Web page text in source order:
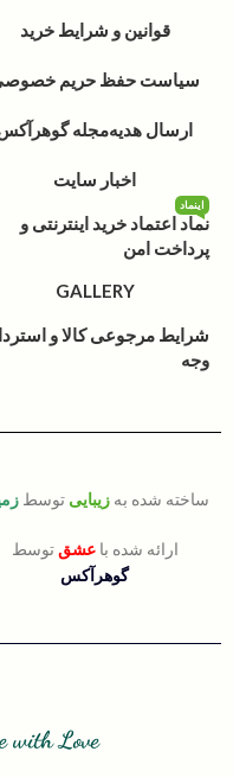
قوانین و شرایط خرید
سیاست حفظ حریم
ارسال هدیهمجله
اخبار سایت
نماد اعتماد خرید اینترنتی و
پرداخت امن
اینماد
GALLERY
شرایط مرجوعی کالا و
وجه
ساخته شده به زیبایی توسط
ارائه شده باعشق توسط
گوهرآکس
with Love